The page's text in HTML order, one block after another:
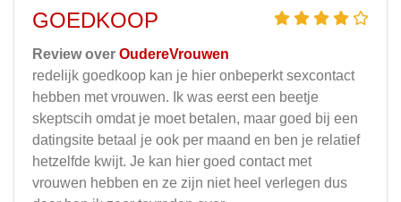
GOEDKOOP
Review over OudereVrouwen
redelijk goedkoop kan je hier onbeperkt sexcontact
hebben met vrouwen. Ik was eerst een beetje
skeptscih omdat je moet betalen, maar goed bij een
datingsite betaal je ook per maand en ben je relatief
hetzelfde kwijt. Je kan hier goed contact met
vrouwen hebben en ze zijn niet heel verlegen dus